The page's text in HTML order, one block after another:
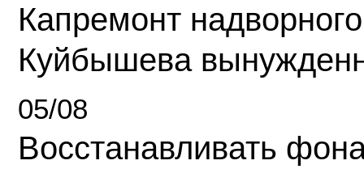
Капремонт
Куйбышева
05/08
Восстанавливать